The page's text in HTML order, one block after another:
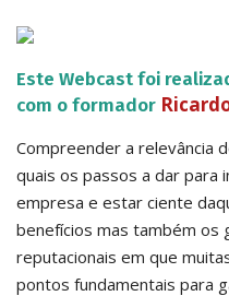
Este Webcast foi
com o formador
Compreender a relevância
quais os passos a dar para
empresa e estar ciente
benefícios mas também os
reputacionais em que
pontos fundamentais para